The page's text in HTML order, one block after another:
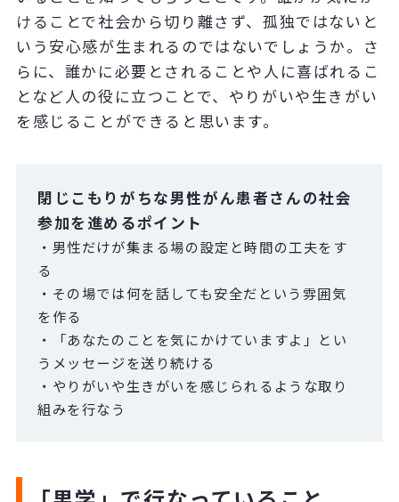
けることで社会から切り離さず、孤独ではないと
いう安心感が生まれるのではないでしょうか。さ
らに、誰かに必要とされることや人に喜ばれるこ
となど人の役に立つことで、やりがいや生きがい
を感じることができると思います。
閉じこもりがちな男性がん患者さんの社会
参加を進めるポイント
・男性だけが集まる場の設定と時間の工夫をす
る
・その場では何を話しても安全だという雰囲気
を作る
・「あなたのことを気にかけていますよ」とい
うメッセージを送り続ける
・やりがいや生きがいを感じられるような取り
組みを行なう